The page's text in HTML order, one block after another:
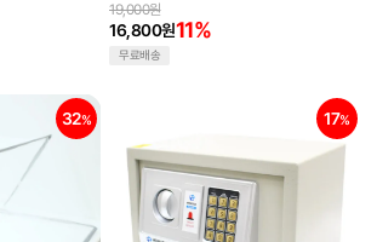
16,800원11%
19,000원
무료배송
32% 17%